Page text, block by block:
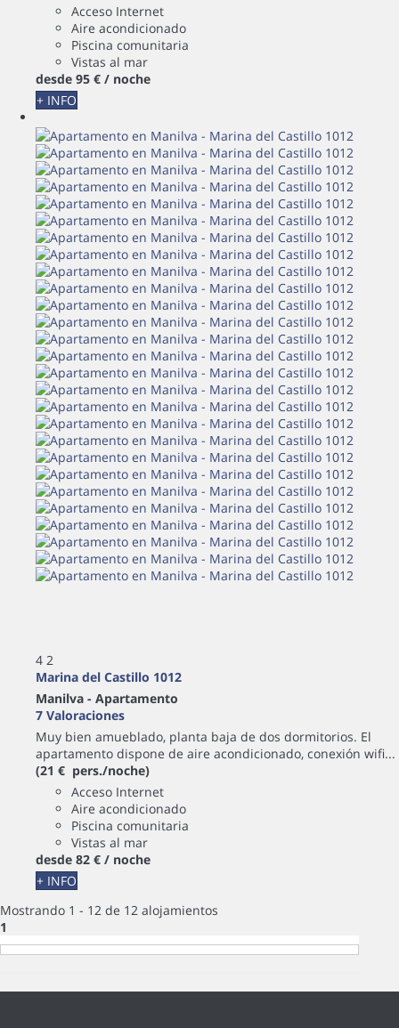
Acceso Internet
Aire acondicionado
Piscina comunitaria
Vistas al mar
desde 95 € / noche
+ INFO
4 2
Marina del Castillo 1012
Manilva - Apartamento
7 Valoraciones
Muy bien amueblado, planta baja de dos dormitorios. El
apartamento dispone de aire acondicionado, conexión wifi...
(21 € pers./noche)
Acceso Internet
Aire acondicionado
Piscina comunitaria
Vistas al mar
desde 82 € / noche
+ INFO
Mostrando 1 - 12 de 12 alojamientos
1